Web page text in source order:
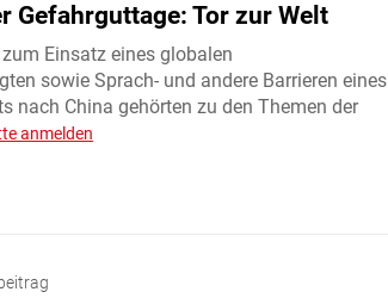
Gefahrguttage: Tor zur Welt
Einsatz eines globalen
sowie Sprach- und andere Barrieren eines
nach China gehörten zu den Themen der
anmelden